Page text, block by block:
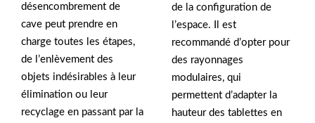
désencombrement de
cave peut prendre en
charge toutes les étapes,
de l’enlèvement des
objets indésirables à leur
élimination ou leur
recyclage en passant par la
de la configuration de
l’espace. Il est
recommandé d’opter pour
des rayonnages
modulaires, qui
permettent d’adapter la
hauteur des tablettes en